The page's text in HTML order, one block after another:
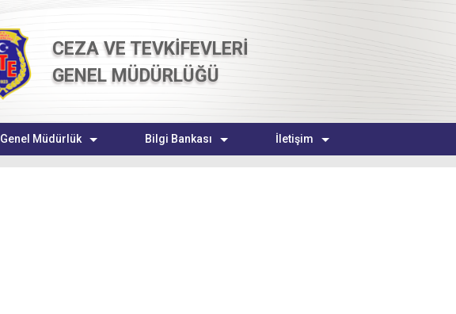
CEZA VE TEVKİFEVLERİ
GENEL MÜDÜRLÜĞÜ
Genel Müdürlük Bilgi Bankası İletişim